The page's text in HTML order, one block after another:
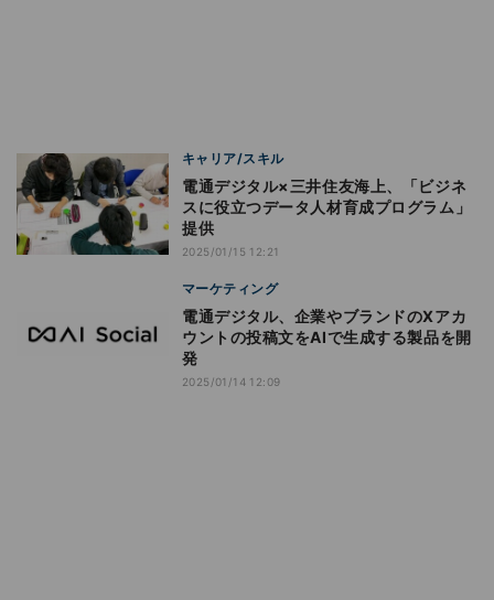
キャリア/スキル
電通デジタル×三井住友海上、「ビジネ
スに役立つデータ人材育成プログラム」
提供
2025/01/15 12:21
マーケティング
電通デジタル、企業やブランドのXアカ
ウントの投稿文をAIで生成する製品を開
発
2025/01/14 12:09